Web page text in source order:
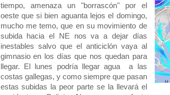
tiempo, amenaza un "borrascón" por el
oeste que si bien aguanta lejos el domingo,
mucho me temo, que en su movimiento de
subida hacia el NE nos va a dejar días
inestables salvo que el anticiclón vaya al
gimnasio en los días que nos quedan para
llegar. El lunes podría llegar agua a las
costas gallegas, y como siempre que pasan
estas subidas la peor parte se la llevará el